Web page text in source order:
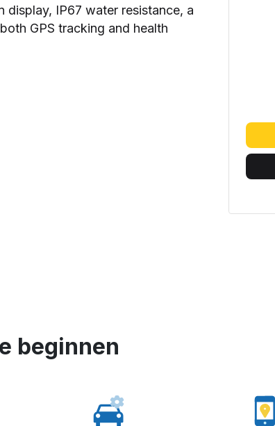
display, IP67 water resistance, a
GPS tracking and health
beginnen